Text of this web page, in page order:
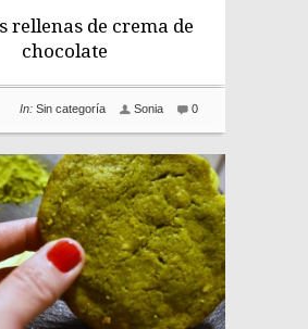
rellenas de crema de
chocolate
0
Sonia
In: Sin categoría